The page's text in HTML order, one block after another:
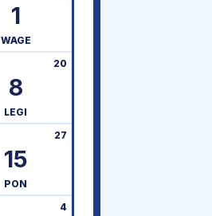
1
WAGE
8
20
LEGI
15
27
PON
4